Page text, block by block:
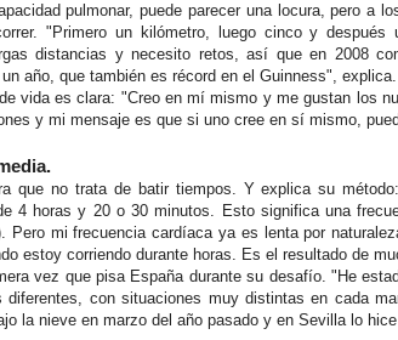
pulmonar, puede parecer una locura, pero a
"Primero un kilómetro, luego cinco y después
distancias y necesito retos, así que en 2008
año, que también es récord en el Guinness", explica.
vida es clara: "Creo en mí mismo y me gustan los
y mi mensaje es que si uno cree en sí mismo,
que no trata de batir tiempos. Y explica su
4 horas y 20 o 30 minutos. Esto significa una
Pero mi frecuencia cardíaca ya es lenta por
estoy corriendo durante horas. Es el resultado de
vez que pisa España durante su desafío. "He
diferentes, con situaciones muy distintas en cada
la nieve en marzo del año pasado y en Sevilla lo